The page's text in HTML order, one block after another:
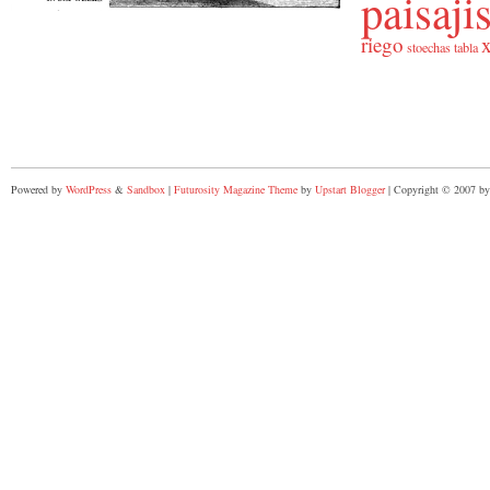
riego stoechastabla
Powered by WordPress & Sandbox | Futurosity Magazine Theme by Upstart Blogger| Copyright © 2007 by